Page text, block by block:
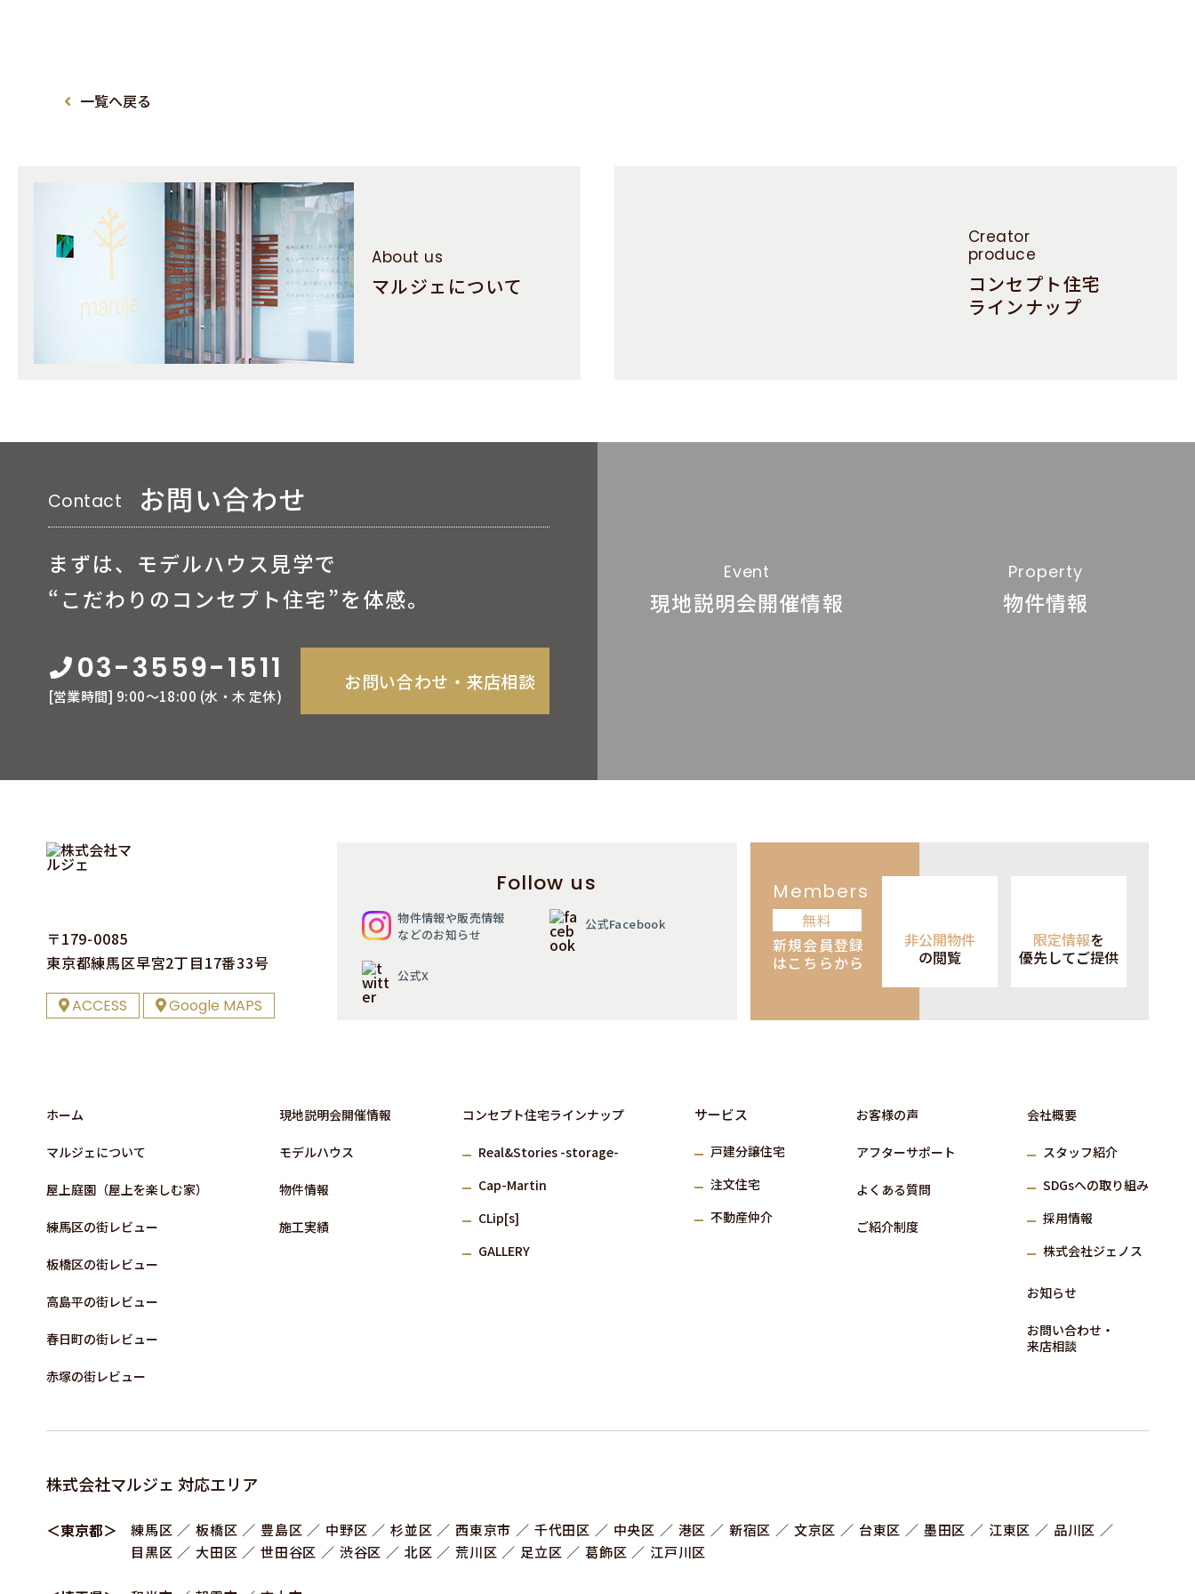
一覧へ戻る
About us
マルジェについて
Creator
produce
コンセプト住宅
ラインナップ
Contact お問い合わせ
まずは、モデルハウス見学で
“こだわりのコンセプト住宅”を体感。
03-3559-1511
[営業時間] 9:00〜18:00 (⽔‧⽊ 定休)
お問い合わせ‧来店相談
Event
現地説明会開催情報
Property
物件情報
〒179-0085
東京都練⾺区早宮2丁⽬17番33号
ACCESS Google MAPS
Follow us
物件情報や販売情報
などのお知らせ
公式Facebook
公式X
Members
無料
新規会員登録
はこちらから
非公開物件
の閲覧
限定情報を
優先してご提供
ホーム
マルジェについて
屋上庭園（屋上を楽しむ家）
練⾺区の街レビュー
板橋区の街レビュー
高島平の街レビュー
春日町の街レビュー
赤塚の街レビュー
現地説明会開催情報
モデルハウス
物件情報
施⼯実績
コンセプト住宅ラインナップ
Real&Stories -storage-
Cap-Martin
CLip[s]
GALLERY
サービス
⼾建分譲住宅
注⽂住宅
不動産仲介
お客様の声
アフターサポート
よくある質問
ご紹介制度
会社概要
スタッフ紹介
SDGsへの取り組み
採⽤情報
株式会社ジェノス
お知らせ
お問い合わせ‧
来店相談
株式会社マルジェ 対応エリア
＜東京都＞ 練⾺区 板橋区 豊島区 中野区 杉並区 ⻄東京市 千代田区 中央区 港区 新宿区 文京区 台東区 墨田区 江東区
品川区
目黒区
大田区 世田谷区 渋谷区 北区 荒川区 足立区 葛飾区 江戸川区